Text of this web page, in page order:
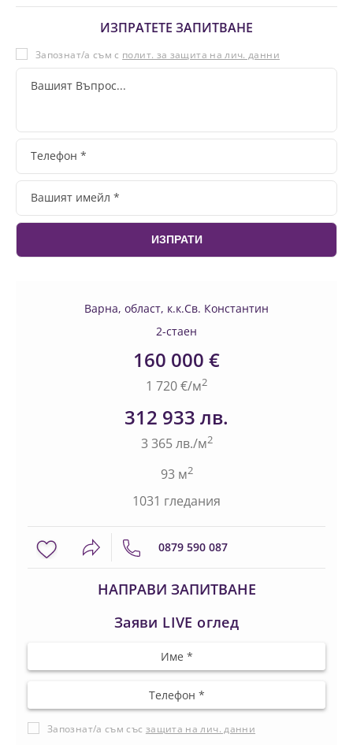
ИЗПРАТЕТЕ ЗАПИТВАНЕ
Запознат/а съм с полит. за защита на лич. данни
Варна, област, к.к.Св. Константин
2-стаен
160 000 €
1 720 €/м2
312 933 лв.
3 365 лв./м2
93 м2
1031 гледания
0879 590 087
НАПРАВИ ЗАПИТВАНЕ
Заяви LIVE оглед
Запознат/а съм със защита на лич. данни